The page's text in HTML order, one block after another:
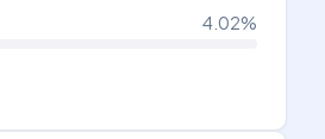
4.02%